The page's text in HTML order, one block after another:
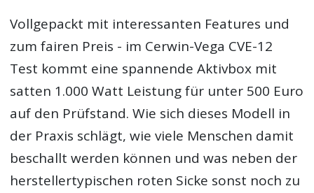
Vollgepackt mit interessanten Features und
zum fairen Preis - im Cerwin-Vega CVE-12
Test kommt eine spannende Aktivbox mit
satten 1.000 Watt Leistung für unter 500 Euro
auf den Prüfstand. Wie sich dieses Modell in
der Praxis schlägt, wie viele Menschen damit
beschallt werden können und was neben der
herstellertypischen roten Sicke sonst noch zu